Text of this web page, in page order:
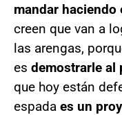
mandar haciendo
creen que van a
las arengas,
es demostrarle al
que hoy están
espada es un